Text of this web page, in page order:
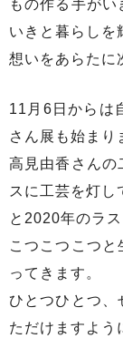
もの作る手が
いきと暮らしを
想いをあらたに
11月6日からは
さん展も始まり
高見由香さんの
スに工芸を灯し
と2020年のラ
こつこつこつ
ってきます。
ひとつひとつ、
ただけますよう